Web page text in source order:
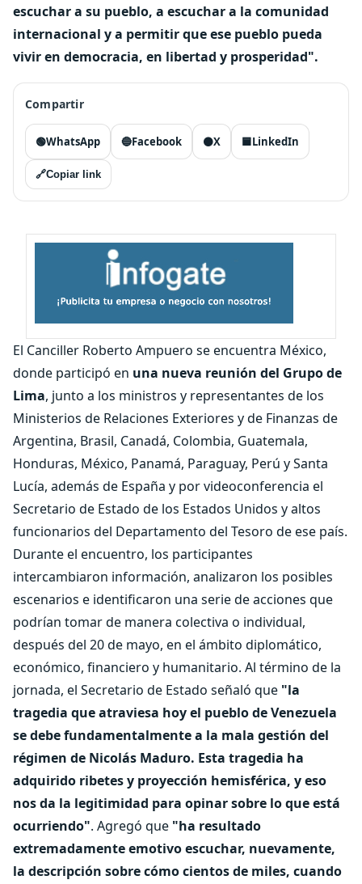
escuchar a su pueblo, a escuchar a la comunidad
internacional y a permitir que ese pueblo pueda
vivir en democracia, en libertad y prosperidad".
Compartir
🟢WhatsApp 🔵Facebook ⚫X 🟦LinkedIn
🔗Copiar link
El Canciller Roberto Ampuero se encuentra México,
donde participó en una nueva reunión del Grupo de
Lima, junto a los ministros y representantes de los
Ministerios de Relaciones Exteriores y de Finanzas de
Argentina, Brasil, Canadá, Colombia, Guatemala,
Honduras, México, Panamá, Paraguay, Perú y Santa
Lucía, además de España y por videoconferencia el
Secretario de Estado de los Estados Unidos y altos
funcionarios del Departamento del Tesoro de ese país.
Durante el encuentro, los participantes
intercambiaron información, analizaron los posibles
escenarios e identificaron una serie de acciones que
podrían tomar de manera colectiva o individual,
después del 20 de mayo, en el ámbito diplomático,
económico, financiero y humanitario. Al término de la
jornada, el Secretario de Estado señaló que "la
tragedia que atraviesa hoy el pueblo de Venezuela
se debe fundamentalmente a la mala gestión del
régimen de Nicolás Maduro. Esta tragedia ha
adquirido ribetes y proyección hemisférica, y eso
nos da la legitimidad para opinar sobre lo que está
ocurriendo". Agregó que "ha resultado
extremadamente emotivo escuchar, nuevamente,
la descripción sobre cómo cientos de miles, cuando